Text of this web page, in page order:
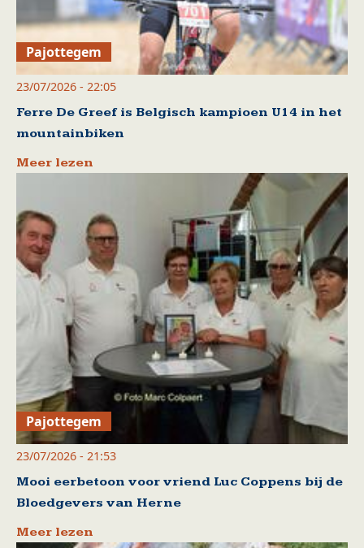
Pajottegem
23/07/2026 - 22:05
Ferre De Greef is Belgisch kampioen U14 in het
mountainbiken
Meer lezen
Pajottegem
23/07/2026 - 21:53
Mooi eerbetoon voor vriend Luc Coppens bij de
Bloedgevers van Herne
Meer lezen